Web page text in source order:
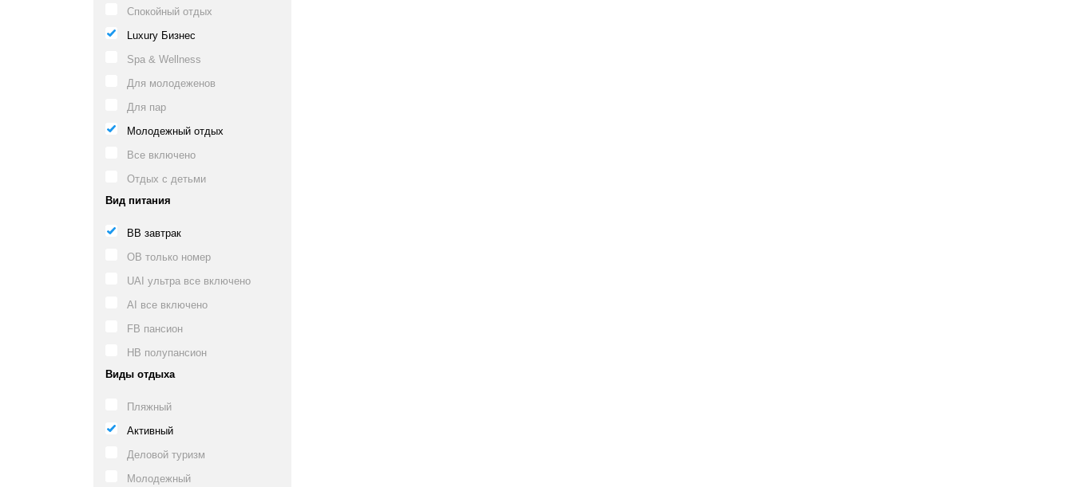
Спокойный отдых
Luxury Бизнес
Spa & Wellness
Для молодеженов
Для пар
Молодежный отдых
Все включено
Отдых с детьми
Вид питания
BB завтрак
OB только номер
UAI ультра все включено
AI все включено
FB пансион
HB полупансион
Виды отдыха
Пляжный
Активный
Деловой туризм
Молодежный